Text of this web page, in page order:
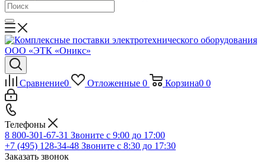
Сравнение0 Отложенные 0 Корзина0 0
Телефоны
8 800-301-67-31 Звоните с 9:00 до 17:00
+7 (495) 128-34-48 Звоните с 8:30 до 17:30
Заказать звонок